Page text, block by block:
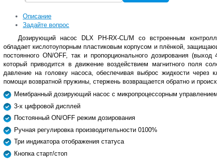
Описание
Задайте вопрос
Дозирующий насос DLX PH-RX-CL/M со встроенным
обладает кислотоупорным пластиковым корпусом и плёнкой,
постоянного ON/OFF, так и пропорционального дозирования (выход
который приводится в движение воздействием магнитного поля
давление на головку насоса, обеспечивая выброс жидкости через
помощи возвратной пружины, стержень возвращается обратно и
Мембранный дозирующий насос с микропроцессорным
3-х цифровой дисплей
Постоянный ON/OFF режим дозирования
Ручная регулировка производительности 0100%
Три индикатора отображения статуса
Кнопка старт/стоп